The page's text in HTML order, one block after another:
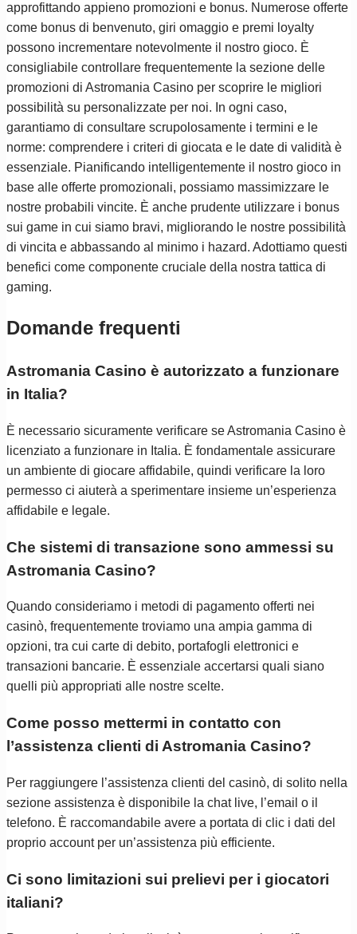
approfittando appieno promozioni e bonus. Numerose offerte
come bonus di benvenuto, giri omaggio e premi loyalty
possono incrementare notevolmente il nostro gioco. È
consigliabile controllare frequentemente la sezione delle
promozioni di Astromania Casino per scoprire le migliori
possibilità su personalizzate per noi. In ogni caso,
garantiamo di consultare scrupolosamente i termini e le
norme: comprendere i criteri di giocata e le date di validità è
essenziale. Pianificando intelligentemente il nostro gioco in
base alle offerte promozionali, possiamo massimizzare le
nostre probabili vincite. È anche prudente utilizzare i bonus
sui game in cui siamo bravi, migliorando le nostre possibilità
di vincita e abbassando al minimo i hazard. Adottiamo questi
benefici come componente cruciale della nostra tattica di
gaming.
Domande frequenti
Astromania Casino è autorizzato a funzionare
in Italia?
È necessario sicuramente verificare se Astromania Casino è
licenziato a funzionare in Italia. È fondamentale assicurare
un ambiente di giocare affidabile, quindi verificare la loro
permesso ci aiuterà a sperimentare insieme un’esperienza
affidabile e legale.
Che sistemi di transazione sono ammessi su
Astromania Casino?
Quando consideriamo i metodi di pagamento offerti nei
casinò, frequentemente troviamo una ampia gamma di
opzioni, tra cui carte di debito, portafogli elettronici e
transazioni bancarie. È essenziale accertarsi quali siano
quelli più appropriati alle nostre scelte.
Come posso mettermi in contatto con
l’assistenza clienti di Astromania Casino?
Per raggiungere l’assistenza clienti del casinò, di solito nella
sezione assistenza è disponibile la chat live, l’email o il
telefono. È raccomandabile avere a portata di clic i dati del
proprio account per un’assistenza più efficiente.
Ci sono limitazioni sui prelievi per i giocatori
italiani?